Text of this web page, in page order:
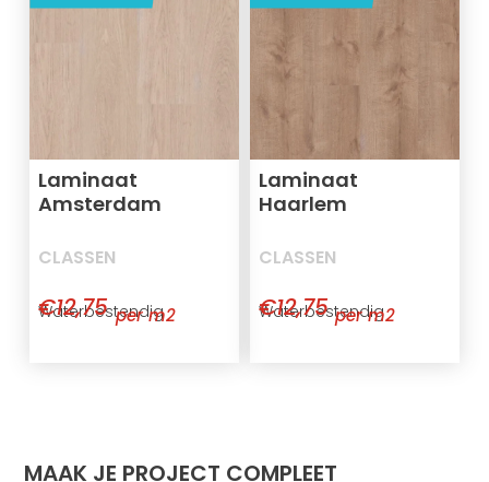
Laminaat
Amsterdam
CLASSEN
Waterbestendig
€12,75 per m2
Laminaat
Haarlem
CLASSEN
Waterbestendig
€12,75 per m2
MAAK JE PROJECT COMPLEET